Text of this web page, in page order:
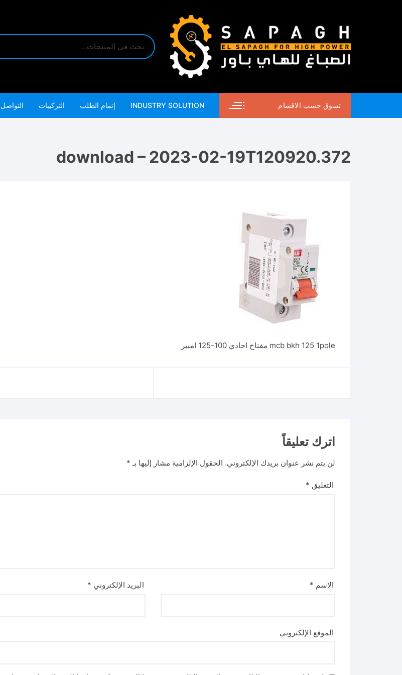
تسوق حسب الاقسام INDUSTRY SOLUTION إتمام الطلب التركيبات التواصل
download – 2023-02-19T120920.372
mcb bkh 125 1pole مفتاح احادي 100-125 امبير
اترك تعليقاً
لن يتم نشر عنوان بريدك الإلكتروني. الحقول الإلزامية مشار إليها بـ *
التعليق *
الاسم * البريد الإلكتروني *
الموقع الإلكتروني